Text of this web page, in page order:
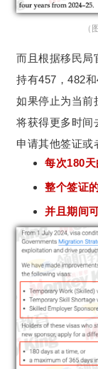
而且根据移民局
持有457，482
如果停止为当前
将获得更多时间
申请其他签证或
每次180天
整个签证
并且期间